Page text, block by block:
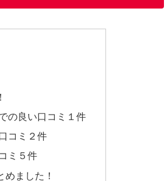
の良い口コミ１件
コミ２件
ミ５件
ました！